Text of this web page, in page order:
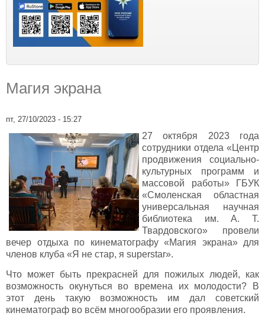
Магия экрана
пт, 27/10/2023 - 15:27
27 октября 2023 года
сотрудники отдела «Центр
продвижения социально-
культурных программ и
массовой работы» ГБУК
«Смоленская областная
универсальная научная
библиотека им. А. Т.
Твардовского» провели
вечер отдыха по кинематографу «Магия экрана» для
членов клуба «Я не стар, я superstar».
Что может быть прекрасней для пожилых людей, как
возможность окунуться во времена их молодости? В
этот день такую возможность им дал советский
кинематограф во всём многообразии его проявления.